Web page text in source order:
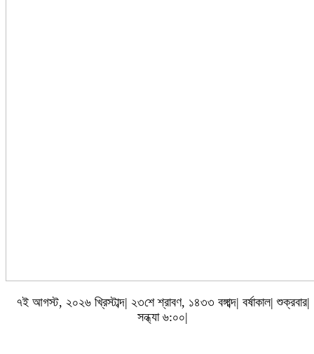
৭ই আগস্ট, ২০২৬ খ্রিস্টাব্দ| ২৩শে শ্রাবণ, ১৪৩৩ বঙ্গাব্দ| বর্ষাকাল| শুক্রবার|
সন্ধ্যা ৬:০০|